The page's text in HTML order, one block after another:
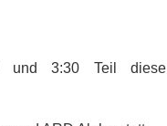
und 3:30 Teil diese